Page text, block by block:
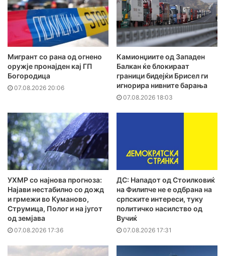
Мигрант со рана од огнено
оружје пронајден кај ГП
Богородица
07.08.2026 20:06
Камионџиите од Западен
Балкан ќе блокираат
граници бидејќи Брисел ги
игнорира нивните барања
07.08.2026 18:03
УХМР со најнова прогноза:
Најави нестабилно со дожд
и грмежи во Куманово,
Струмица, Полог и на југот
од земјава
07.08.2026 17:36
ДС: Нападот од Стоилковиќ
на Филипче не е одбрана на
српските интереси, туку
политичко насилство од
Вучиќ
07.08.2026 17:31